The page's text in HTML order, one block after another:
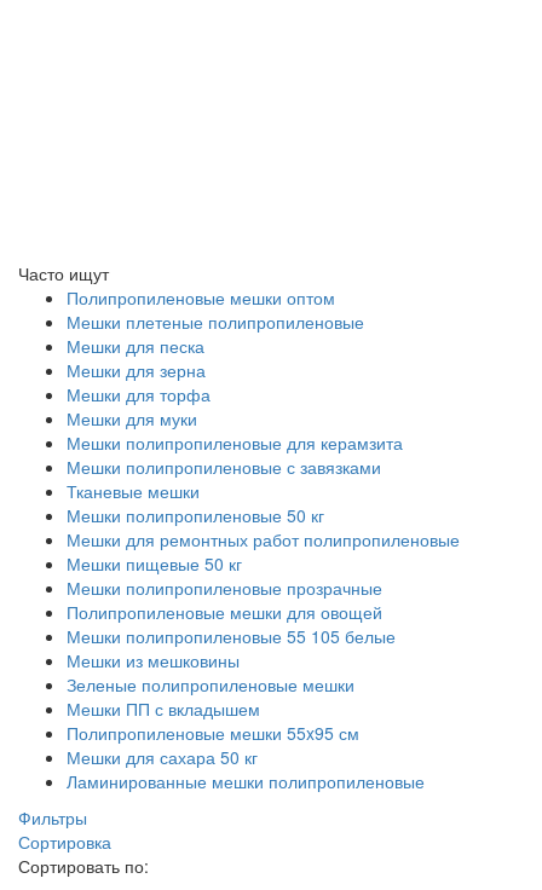
Часто ищут
Полипропиленовые мешки оптом
Мешки плетеные полипропиленовые
Мешки для песка
Мешки для зерна
Мешки для торфа
Мешки для муки
Мешки полипропиленовые для керамзита
Мешки полипропиленовые с завязками
Тканевые мешки
Мешки полипропиленовые 50 кг
Мешки для ремонтных работ полипропиленовые
Мешки пищевые 50 кг
Мешки полипропиленовые прозрачные
Полипропиленовые мешки для овощей
Мешки полипропиленовые 55 105 белые
Мешки из мешковины
Зеленые полипропиленовые мешки
Мешки ПП с вкладышем
Полипропиленовые мешки 55x95 см
Мешки для сахара 50 кг
Ламинированные мешки полипропиленовые
Фильтры
Сортировка
Сортировать по: